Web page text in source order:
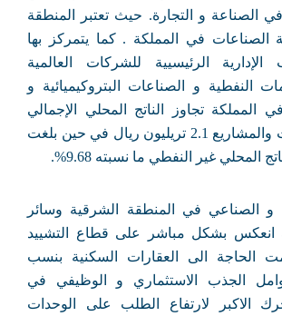
الصناعة و التجارة. حيث تعتبر المنطقة
الصناعات في المملكة . كما يتمركز بها
الرئيسيية للشركات العالمية
النفطية و الصناعات البتروكيميائية و
المملكة تجاوز الناتج المحلي الإجمالي
لقطاع الإنشاءات والمشاريع 2.1 تريليون ريال في حين بلغت
المحلي غير النفطي ما نسبته 9.68%.
و الصناعي في المنطقة الشرقية وسائر
انعكس بشكل مباشر على قطاع التشييد
الحاجة الى العقارات السكنية بنسب
الجذب الاستثماري و الوظيفي في
الاكبر لارتفاع الطلب على الوحدات